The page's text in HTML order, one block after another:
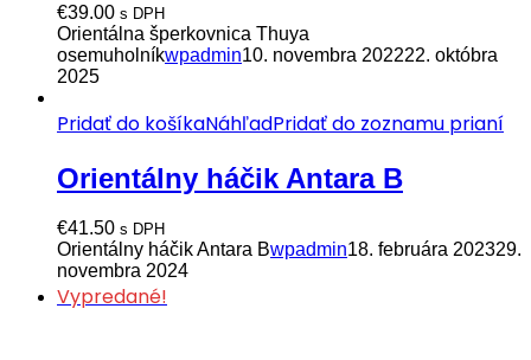
€39.00 s DPH
Orientálna šperkovnica Thuya
osemuholníkwpadmin10. novembra 202222. októbra
2025
Pridať do košíkaNáhľadPridať do zoznamu prianí
Orientálny háčik Antara B
€41.50 s DPH
Orientálny háčik Antara Bwpadmin18. februára 202329.
novembra 2024
Vypredané!